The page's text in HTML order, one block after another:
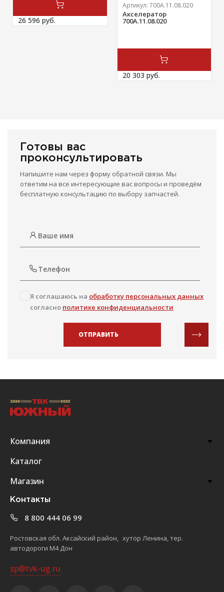
26 596 руб.
Артикул: 700А.11.08.020
Акселератор
700А.11.08.020
20 303 руб.
Готовы вас
проконсультировать
Напишите нам через форму обратной связи. Мы
ответим на все интересующие вас вопросы и проведём
бесплатную консультацию по выбору запчастей.
Я соглашаюсь на обработку персональных данных
согласно политике конфиденциальности
ОТПРАВИТЬ
Компания
Каталог
Магазин
Контакты
8 800 444 06 99
Ростовская обл. Аксайский район, хутор Ленина, тер.
автодороги М4 Дон
sp@tvk-ug.ru